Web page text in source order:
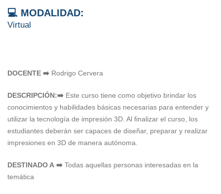
💻 MODALIDAD:
Virtual
DOCENTE ➡️ Rodrigo Cervera
DESCRIPCIÓN:➡️ Este curso tiene como objetivo brindar los
conocimientos y habilidades básicas necesarias para entender y
utilizar la tecnología de impresión 3D. Al finalizar el curso, los
estudiantes deberán ser capaces de diseñar, preparar y realizar
impresiones en 3D de manera autónoma.
DESTINADO A ➡️ Todas aquellas personas interesadas en la
temática